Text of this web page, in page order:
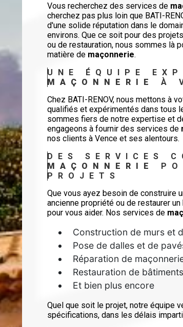
Vous recherchez des services de
cherchez pas plus loin que BATI-
d'une solide réputation dans le
environs. Que ce soit pour des
ou de restauration, nous sommes là
matière de maçonnerie.
UNE ÉQUIPE
MAÇONNERIE
À
Chez BATI-RENOV, nous mettons à
qualifiés et expérimentés dans tous
sommes fiers de notre expertise et
engageons à fournir des services de
nos clients à Vence et ses alentours.
DES SERVICES
MAÇONNERIE
PROJETS
Que vous ayez besoin de construire
ancienne propriété ou de restaurer
pour vous aider. Nos services de
Construction de murs et
Pose de dalles et de
Réparation de
Restauration de
Et bien plus encore
Quel que soit le projet, notre équipe
spécifications, dans les délais